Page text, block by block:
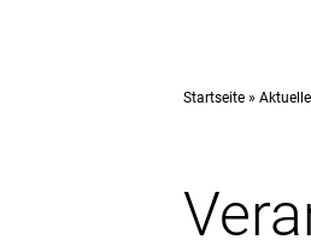
Startseite